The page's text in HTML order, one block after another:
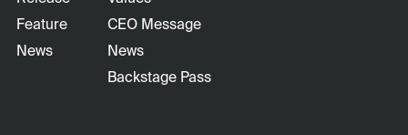
Feature
News
CEO Message
News
Backstage Pass